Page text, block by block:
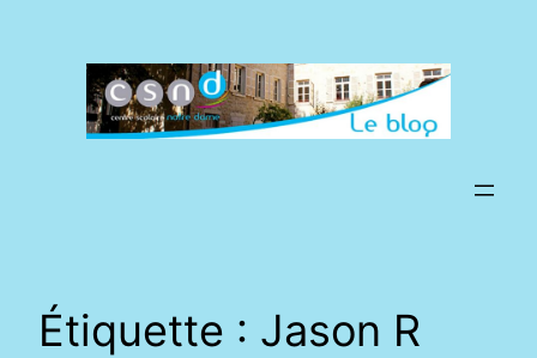
Étiquette : Jason R